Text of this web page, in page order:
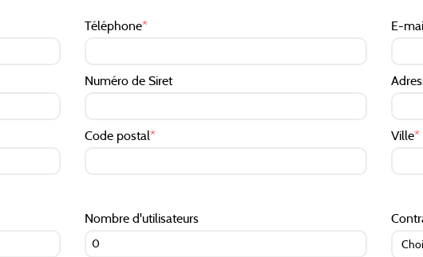
Téléphone* E-
Numéro de Siret
Code postal* Ville*
Nombre d'utilisateurs